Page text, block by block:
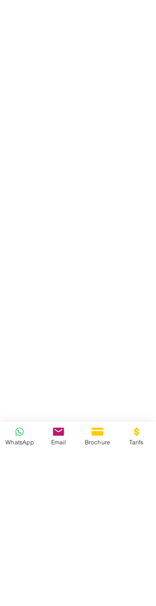
WhatsApp Email Brochure Tarifs